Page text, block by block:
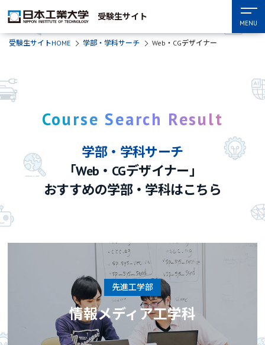
受験生サイト
MENU
受験生サイトHOME 学部・学科サーチ Web・CGデザイナー
Course Search Result
学部・学科サーチ
「Web・CGデザイナー」
おすすめの学部・学科はこちら
先進工学部
情報メディア工学科